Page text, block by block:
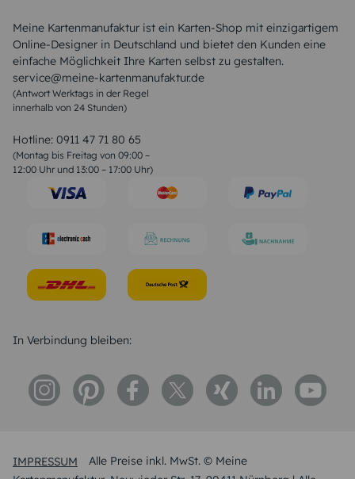
Meine Kartenmanufaktur ist ein Karten-Shop mit einzigartigem
Online-Designer in Deutschland und bietet den Kunden eine
einfache Möglichkeit Ihre Karten selbst zu gestalten.
service@meine-kartenmanufaktur.de
(Antwort Werktags in der Regel
innerhalb von 24 Stunden)
Hotline: 0911 47 71 80 65
(Montag bis Freitag von 09:00 –
12:00 Uhr und 13:00 – 17:00 Uhr)
FAQ
Liebeskummer Sprüche
Sommer Sprüche
Muttertagssprüche
Sprüche zur Hochzeit
Sprüche zur Konfirmation & Kommunion
Weihnachtsgedichte
Liebessprüche
Geburtstagssprüche
Trauersprüche
Konfirmation Glückwünsche
IMPRESSUM
Alle Preise inkl. MwSt. © Meine
In Verbindung bleiben: